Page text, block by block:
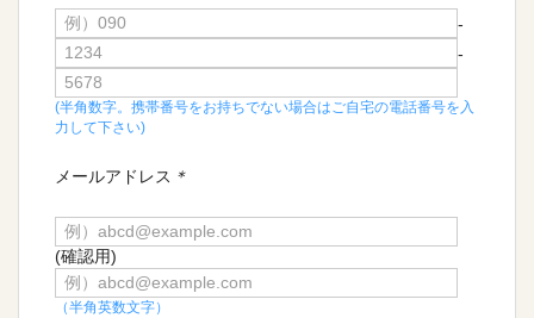
-
-
(半角数字。携帯番号をお持ちでない場合はご自宅の電話番号を入
力して下さい)
メールアドレス ＊
(確認用)
（半角英数文字）